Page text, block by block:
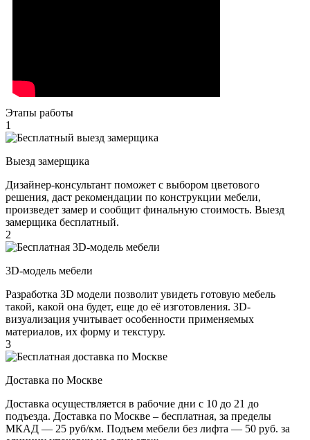
Этапы работы
1
Выезд замерщика
Дизайнер-консультант поможет с выбором цветового
решения, даст рекомендации по конструкции мебели,
произведет замер и сообщит финальную стоимость. Выезд
замерщика бесплатный.
2
3D-модель мебели
Разработка 3D модели позволит увидеть готовую мебель
такой, какой она будет, еще до её изготовления. 3D-
визуализация учитывает особенности применяемых
материалов, их форму и текстуру.
3
Доставка по Москве
Доставка осуществляется в рабочие дни с 10 до 21 до
подъезда. Доставка по Москве – бесплатная, за пределы
МКАД — 25 руб/км. Подъем мебели без лифта — 50 руб. за